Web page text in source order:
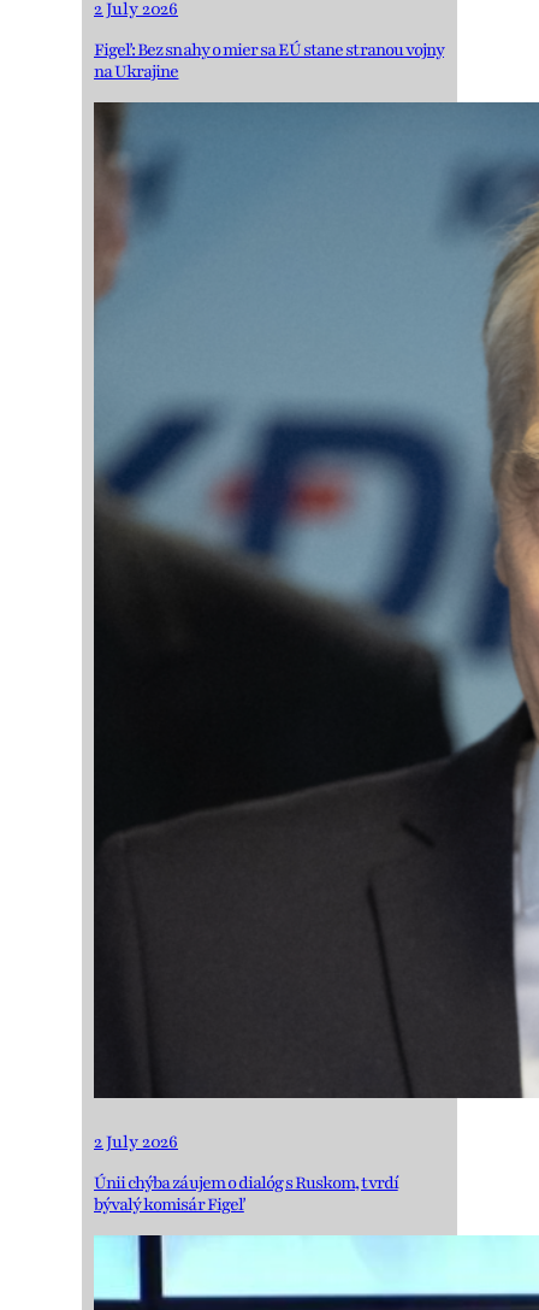
2 July 2026
Figeľ: Bez snahy o mier sa EÚ stane stranou vojny
na Ukrajine
2 July 2026
Únii chýba záujem o dialóg s Ruskom, tvrdí
bývalý komisár Figeľ